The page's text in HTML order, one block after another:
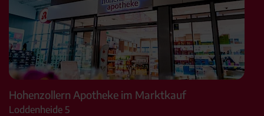
Hohenzollern Apotheke im Marktkauf
Loddenheide 5